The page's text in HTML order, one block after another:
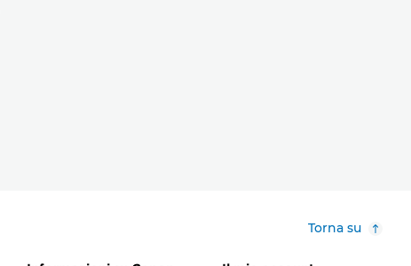
Torna su